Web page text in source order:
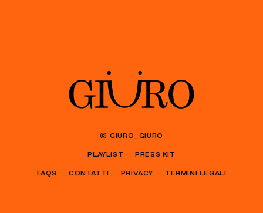
GIURO_GIURO
PLAYLIST
PRESS KIT
FAQS
CONTATTI PRIVACY TERMINI LEGALI